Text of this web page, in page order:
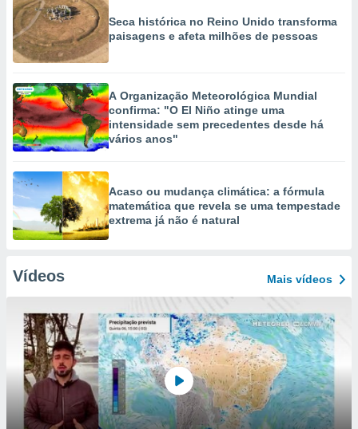
Seca histórica no Reino Unido transforma
paisagens e afeta milhões de pessoas
A Organização Meteorológica Mundial
confirma: "O El Niño atinge uma
intensidade sem precedentes desde há
vários anos"
Acaso ou mudança climática: a fórmula
matemática que revela se uma tempestade
extrema já não é natural
Vídeos Mais vídeos